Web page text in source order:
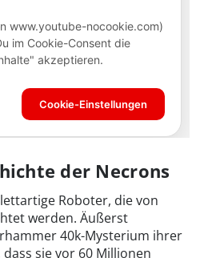
der Necrons
Roboter, die von
werden. Äußerst
40k-Mysterium ihrer
sie vor 60 Millionen